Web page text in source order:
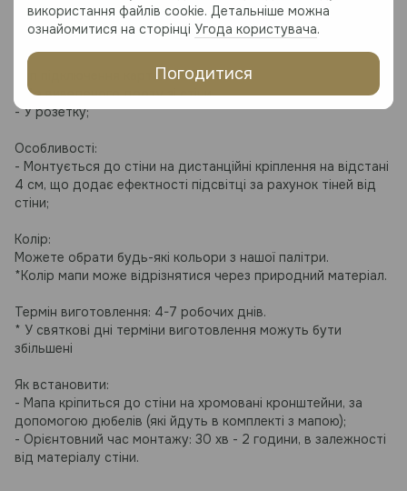
використання файлів cookie. Детальніше можна
ознайомитися на сторінці Угода користувача.
Погодитися
Високоякісний березовий шпон
Прозорий акрил 3-5 мм товщиною
Тип підключення карти:
- До виведеного дроту зі стіни;
- У розетку;
Особливості:
- Монтується до стіни на дистанційні кріплення на відстані
4 см, що додає ефектності підсвітці за рахунок тіней від
стіни;
Колір:
Можете обрати будь-які кольори з нашої палітри.
*Колір мапи може відрізнятися через природний матеріал.
Термін виготовлення: 4-7 робочих днів.
* У святкові дні терміни виготовлення можуть бути
збільшені
Як встановити:
- Мапа кріпиться до стіни на хромовані кронштейни, за
допомогою дюбелів (які йдуть в комплекті з мапою);
- Орієнтовний час монтажу: 30 хв - 2 години, в залежності
від матеріалу стіни.